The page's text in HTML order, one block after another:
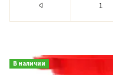
В наличии